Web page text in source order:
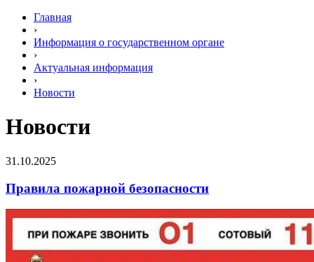
Главная
›
Информация о государственном органе
›
Актуальная информация
›
Новости
Новости
31.10.2025
Правила пожарной безопасности